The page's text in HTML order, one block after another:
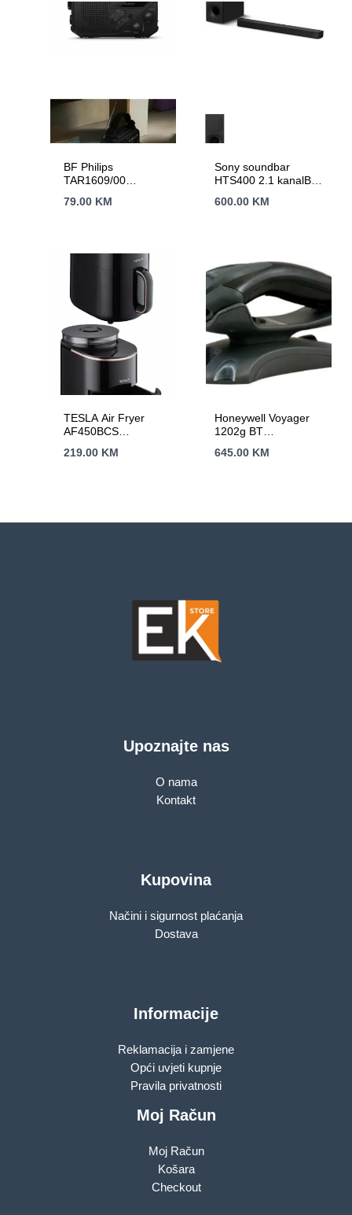
BF Philips
TAR1609/00
svjetiljkom;
79.00 KM
Sony soundbar
HTS400 2.1 kanalBT;
prikljucak);
600.00 KM
TESLA Air Fryer
AF450BCS
Snaga 1500W
219.00 KM
Honeywell Voyager
1202g BT
domet,Crni
645.00 KM
Upoznajte nas
O nama
Kontakt
Kupovina
Načini i sigurnost plaćanja
Dostava
Informacije
Reklamacija i zamjene
Opći uvjeti kupnje
Pravila privatnosti
Moj Račun
Moj Račun
Košara
Checkout